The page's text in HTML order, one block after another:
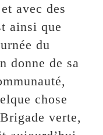
avec des
ainsi que
du
donne de sa
chose
verte,